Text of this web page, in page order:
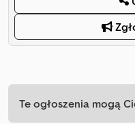
Te ogłoszenia mogą